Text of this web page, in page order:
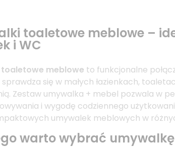
toaletowe meblowe –
i WC
meblowe to funkcjonalne
się w małych łazienkach,
Zestaw umywalka + mebel pozwala w
i wygodę codziennego
umywalek meblowych w
warto wybrać